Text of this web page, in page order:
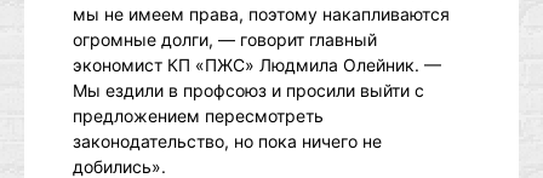
мы не имеем права, поэтому накапливаются
огромные долги, — говорит главный
экономист КП «ПЖС» Людмила Олейник. —
Мы ездили в профсоюз и просили выйти с
предложением пересмотреть
законодательство, но пока ничего не
добились».